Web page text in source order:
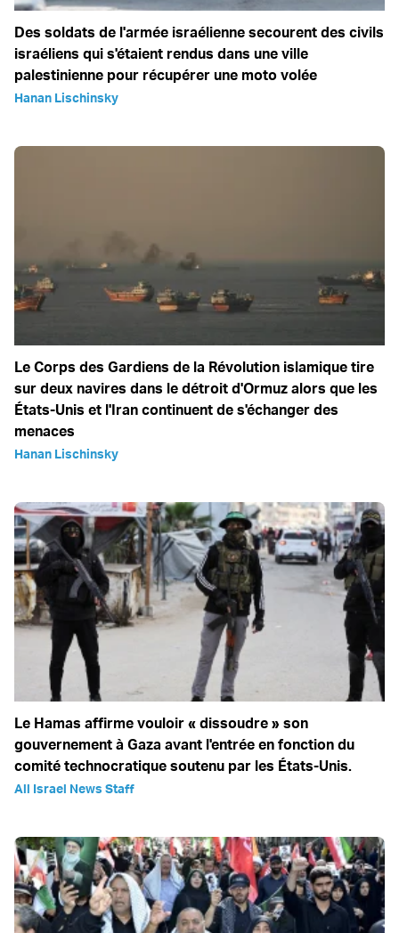
Des soldats de l'armée israélienne secourent des civils
israéliens qui s'étaient rendus dans une ville
palestinienne pour récupérer une moto volée
Hanan Lischinsky
Le Corps des Gardiens de la Révolution islamique tire
sur deux navires dans le détroit d'Ormuz alors que les
États-Unis et l'Iran continuent de s'échanger des
menaces
Hanan Lischinsky
Le Hamas affirme vouloir « dissoudre » son
gouvernement à Gaza avant l'entrée en fonction du
comité technocratique soutenu par les États-Unis.
All Israel News Staff